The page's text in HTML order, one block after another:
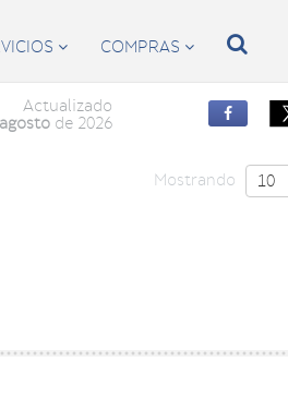
 COMPRAS  
Actualizado
de 2026

Mostrando 10